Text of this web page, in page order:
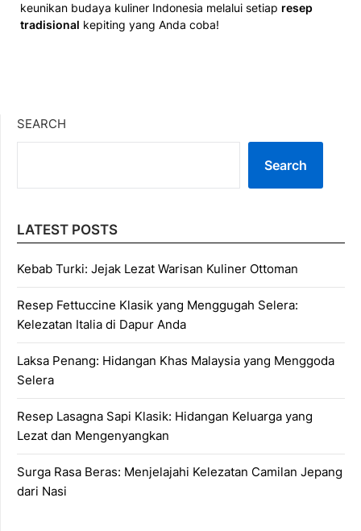
keunikan budaya kuliner Indonesia melalui setiap resep
tradisional kepiting yang Anda coba!
SEARCH
Search
LATEST POSTS
Kebab Turki: Jejak Lezat Warisan Kuliner Ottoman
Resep Fettuccine Klasik yang Menggugah Selera:
Kelezatan Italia di Dapur Anda
Laksa Penang: Hidangan Khas Malaysia yang Menggoda
Selera
Resep Lasagna Sapi Klasik: Hidangan Keluarga yang
Lezat dan Mengenyangkan
Surga Rasa Beras: Menjelajahi Kelezatan Camilan Jepang
dari Nasi